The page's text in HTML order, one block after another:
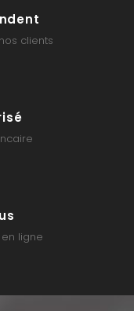
clients
ligne